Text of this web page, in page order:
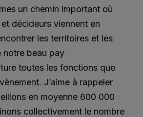
un chemin important où
décideurs viennent en
les territoires et les
notre beau pay
toutes les fonctions que
J’aime à rappeler
en moyenne 600 000
collectivement le nombre